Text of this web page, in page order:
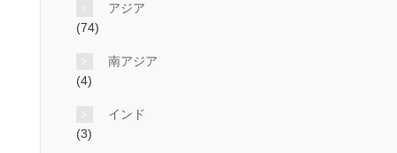
アジア
(74)
南アジア
(4)
インド
(3)